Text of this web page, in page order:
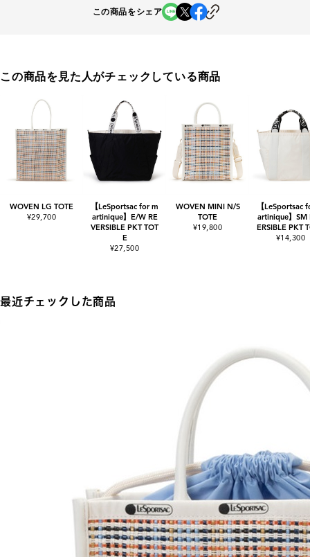
この商品をシェア
この商品を見た人がチェックしている商品
WOVEN LG TOTE
¥29,700
【LeSportsac for m
artinique】E/W RE
VERSIBLE PKT TOT
E
¥27,500
WOVEN MINI N/S
TOTE
¥19,800
【LeSportsac
artinique】SM
ERSIBLE PKT
¥14,300
最近チェックした商品